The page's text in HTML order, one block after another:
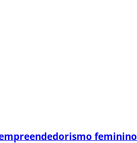
feminino